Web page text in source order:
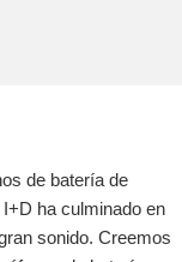
de batería de
ha culminado en
sonido. Creemos